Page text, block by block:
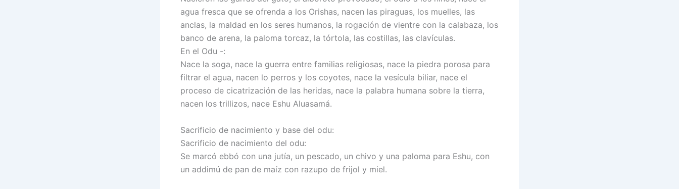
agua fresca que se ofrenda a los Orishas, nacen las piraguas, los muelles, las
anclas, la maldad en los seres humanos, la rogación de vientre con la calabaza, los
banco de arena, la paloma torcaz, la tórtola, las costillas, las clavículas.
En el Odu -:
Nace la soga, nace la guerra entre familias religiosas, nace la piedra porosa para
filtrar el agua, nacen lo perros y los coyotes, nace la vesícula biliar, nace el
proceso de cicatrización de las heridas, nace la palabra humana sobre la tierra,
nacen los trillizos, nace Eshu Aluasamá.
Sacrificio de nacimiento y base del odu:
Sacrificio de nacimiento del odu:
Se marcó ebbó con una jutía, un pescado, un chivo y una paloma para Eshu, con
un addimú de pan de maíz con razupo de frijol y miel.